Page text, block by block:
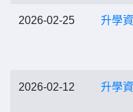
2026-02-25 升學
2026-02-12 升學